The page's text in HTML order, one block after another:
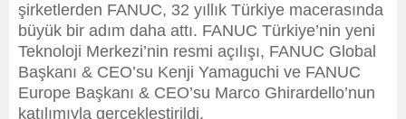
şirketlerden FANUC, 32 yıllık Türkiye macerasında
büyük bir adım daha attı. FANUC Türkiye’nin yeni
Teknoloji Merkezi’nin resmi açılışı, FANUC Global
Başkanı & CEO’su Kenji Yamaguchi ve FANUC
Europe Başkanı & CEO’su Marco Ghirardello’nun
katılımıyla gerçekleştirildi.